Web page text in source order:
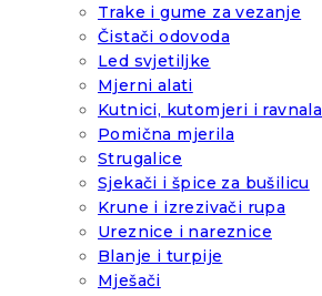
Trake i gume za vezanje
Čistači odovoda
Led svjetiljke
Mjerni alati
Kutnici, kutomjeri i ravnala
Pomična mjerila
Strugalice
Sjekači i špice za bušilicu
Krune i izrezivači rupa
Ureznice i nareznice
Blanje i turpije
Mješači